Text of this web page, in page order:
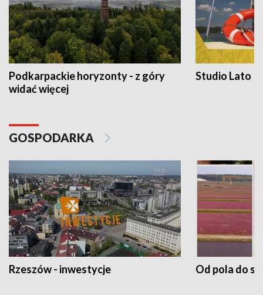
Podkarpackie horyzonty - z góry
widać więcej
Studio Lato
GOSPODARKA
Rzeszów - inwestycje Od pola do